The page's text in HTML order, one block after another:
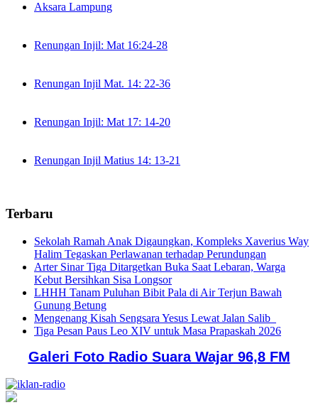
Aksara Lampung
Renungan Injil: Mat 16:24-28
Renungan Injil Mat. 14: 22-36
Renungan Injil: Mat 17: 14-20
Renungan Injil Matius 14: 13-21
Terbaru
Sekolah Ramah Anak Digaungkan, Kompleks Xaverius Way
Halim Tegaskan Perlawanan terhadap Perundungan
Arter Sinar Tiga Ditargetkan Buka Saat Lebaran, Warga
Kebut Bersihkan Sisa Longsor
LHHH Tanam Puluhan Bibit Pala di Air Terjun Bawah
Gunung Betung
Mengenang Kisah Sengsara Yesus Lewat Jalan Salib
Tiga Pesan Paus Leo XIV untuk Masa Prapaskah 2026
Galeri Foto Radio Suara Wajar 96,8 FM